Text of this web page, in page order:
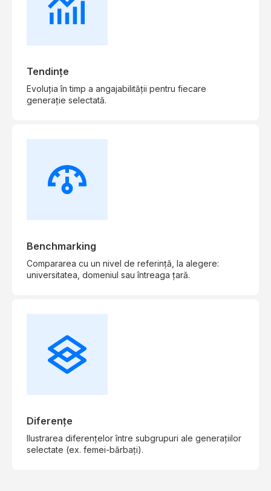
Tendințe
Evoluția în timp a angajabilității pentru fiecare
generație selectată.
Benchmarking
Compararea cu un nivel de referință, la alegere:
universitatea, domeniul sau întreaga țară.
Diferențe
Ilustrarea diferențelor între subgrupuri ale generațiilor
selectate (ex. femei-bărbați).